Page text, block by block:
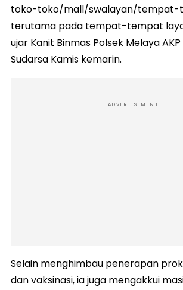
toko-toko/mall/swalayan/tempat-
terutama pada tempat-tempat
ujar Kanit Binmas Polsek Melaya
Sudarsa Kamis kemarin.
ADVERTISEMENT
Selain menghimbau penerapan
dan vaksinasi, ia juga mengakkui